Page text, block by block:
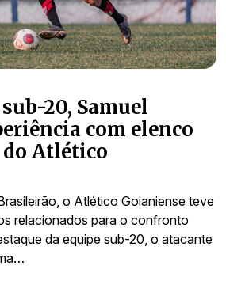
20, Samuel
com elenco
Atlético
o Atlético Goianiense teve
relacionados para o confronto
da equipe sub-20, o atacante